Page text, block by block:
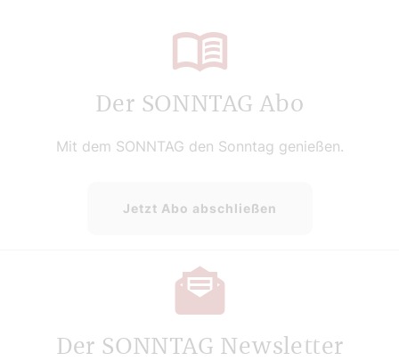
Der SONNTAG Abo
Mit dem SONNTAG den Sonntag genießen.
Jetzt Abo abschließen
Der SONNTAG Newsletter